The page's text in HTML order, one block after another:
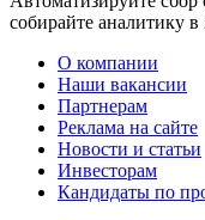
собирайте аналитику в
О компании
Наши вакансии
Партнерам
Реклама на сайте
Новости и статьи
Инвесторам
Кандидаты по